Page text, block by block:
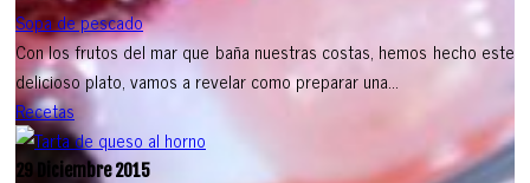
Sopa de pescado
Con los frutos del mar que baña nuestras costas, hemos hecho este
delicioso plato, vamos a revelar como preparar una...
Recetas
29 Diciembre 2015